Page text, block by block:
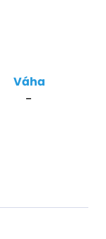
Váha
-